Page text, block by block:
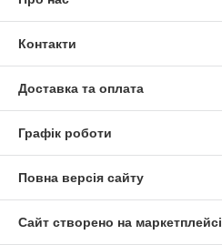
Контакти
Доставка та оплата
Графік роботи
Повна версія сайту
Сайт створено на маркетплейсі